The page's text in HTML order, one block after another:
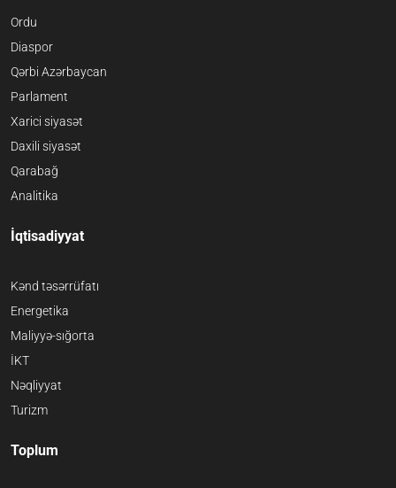
Ordu
Diaspor
Qərbi Azərbaycan
Parlament
Xarici siyasət
Daxili siyasət
Qarabağ
Analitika
İqtisadiyyat
Kənd təsərrüfatı
Energetika
Maliyyə-sığorta
İKT
Nəqliyyat
Turizm
Toplum